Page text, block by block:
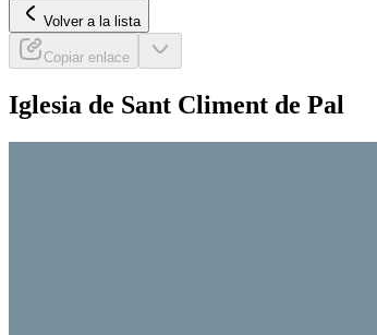
Volver a la lista
Copiar enlace
Iglesia de Sant Climent de Pal